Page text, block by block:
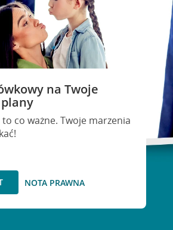
na Twoje
co ważne. Twoje marzenia
NOTA PRAWNA